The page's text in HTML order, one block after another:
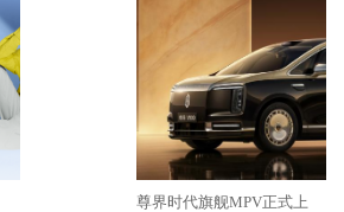
尊界时代旗舰MPV正式上